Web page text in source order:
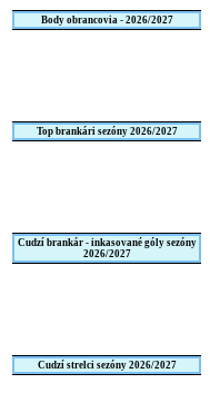
Body obrancovia - 2026/2027
Top brankári sezóny 2026/2027
Cudzí brankár - inkasované góly sezóny
2026/2027
Cudzí strelci sezóny 2026/2027